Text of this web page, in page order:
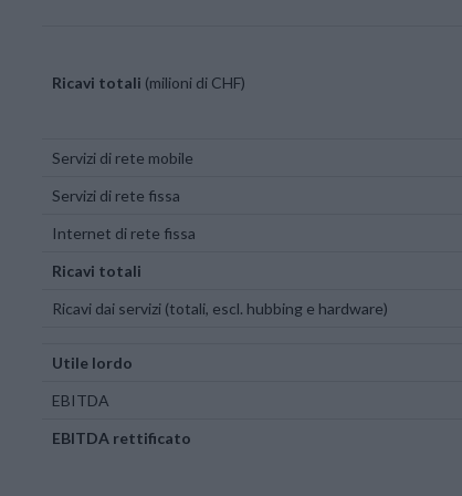
Ricavi totali (milioni di CHF)
Servizi di rete mobile
Servizi di rete fissa
Internet di rete fissa
Ricavi totali
Ricavi dai servizi (totali, escl. hubbing e hardware)
Utile lordo
EBITDA
EBITDA rettificato